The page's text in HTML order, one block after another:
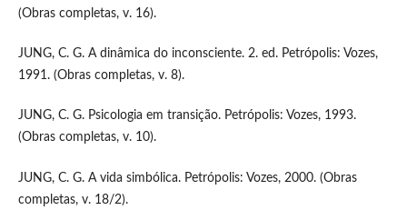
(Obras completas, v. 16).
JUNG, C. G. A dinâmica do inconsciente. 2. ed. Petrópolis: Vozes,
1991. (Obras completas, v. 8).
JUNG, C. G. Psicologia em transição. Petrópolis: Vozes, 1993.
(Obras completas, v. 10).
JUNG, C. G. A vida simbólica. Petrópolis: Vozes, 2000. (Obras
completas, v. 18/2).